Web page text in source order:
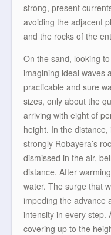
strong, present
avoiding the adjacent
and the rocks of the
On the sand, looking
imagining ideal waves
practicable and sure
sizes, only about the
arriving with eight of
height. In the
strongly Robayera’s
dismissed in the air,
distance. After
water. The surge that
impeding the advance
intensity in every step.
covering up to the